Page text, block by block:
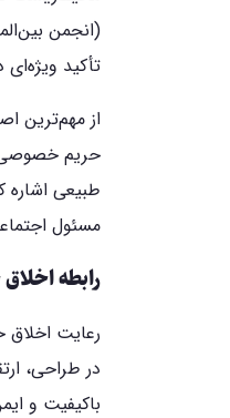
(انجمن
تأکید ویژه‌ای
از مهم‌ترین
حریم خصوصی
طبیعی اشاره
مسئول
رابطه
رعایت اخلاق
در طراحی،